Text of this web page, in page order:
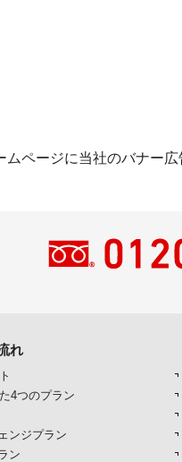
ムページに当社のバナー広
れ
4つのプラン
ンジプラン
ン